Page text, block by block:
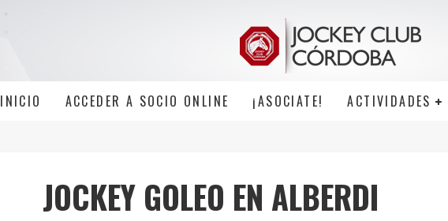
INICIO ACCEDER A SOCIO ONLINE ¡ASOCIATE! ACTIVIDADES
JOCKEY GOLEO EN ALBERDI